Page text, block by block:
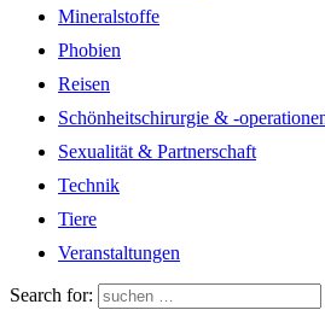
Mineralstoffe
Phobien
Reisen
Schönheitschirurgie & -
Sexualität & Partnerschaft
Technik
Tiere
Veranstaltungen
Search for: